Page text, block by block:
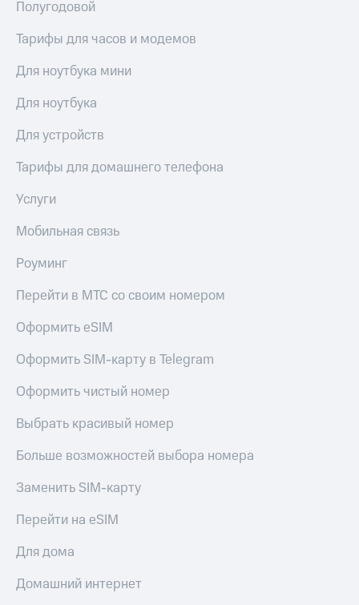
Полугодовой
Тарифы для часов и модемов
Для ноутбука мини
Для ноутбука
Для устройств
Тарифы для домашнего телефона
Услуги
Мобильная связь
Роуминг
Перейти в МТС со своим номером
Оформить eSIM
Оформить SIM-карту в Telegram
Оформить чистый номер
Выбрать красивый номер
Больше возможностей выбора номера
Заменить SIM-карту
Перейти на eSIM
Для дома
Домашний интернет